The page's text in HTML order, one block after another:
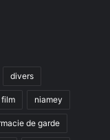
divers
film niamey
de garde